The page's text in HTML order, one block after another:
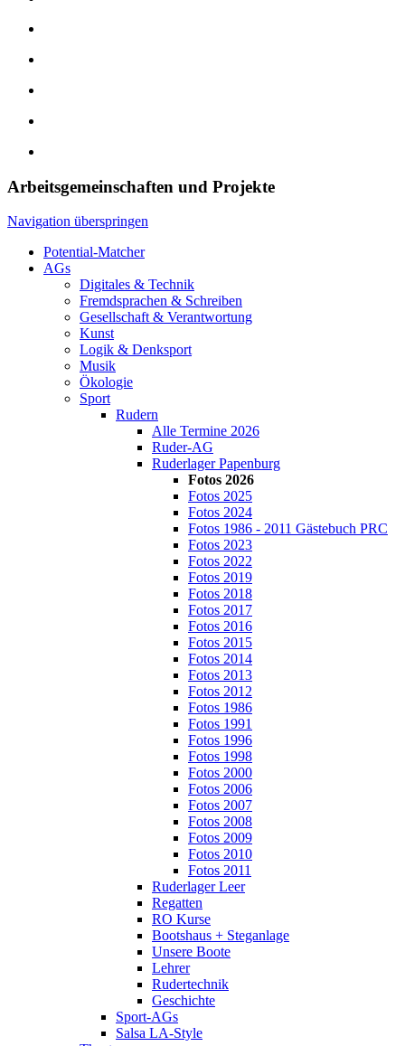
Arbeitsgemeinschaften und Projekte
Navigation überspringen
Potential-Matcher
AGs
Digitales & Technik
Fremdsprachen & Schreiben
Gesellschaft & Verantwortung
Kunst
Logik & Denksport
Musik
Ökologie
Sport
Rudern
Alle Termine 2026
Ruder-AG
Ruderlager Papenburg
Fotos 2026
Fotos 2025
Fotos 2024
Fotos 1986 - 2011 Gästebuch PRC
Fotos 2023
Fotos 2022
Fotos 2019
Fotos 2018
Fotos 2017
Fotos 2016
Fotos 2015
Fotos 2014
Fotos 2013
Fotos 2012
Fotos 1986
Fotos 1991
Fotos 1996
Fotos 1998
Fotos 2000
Fotos 2006
Fotos 2007
Fotos 2008
Fotos 2009
Fotos 2010
Fotos 2011
Ruderlager Leer
Regatten
RO Kurse
Bootshaus + Steganlage
Unsere Boote
Lehrer
Rudertechnik
Geschichte
Sport-AGs
Salsa LA-Style